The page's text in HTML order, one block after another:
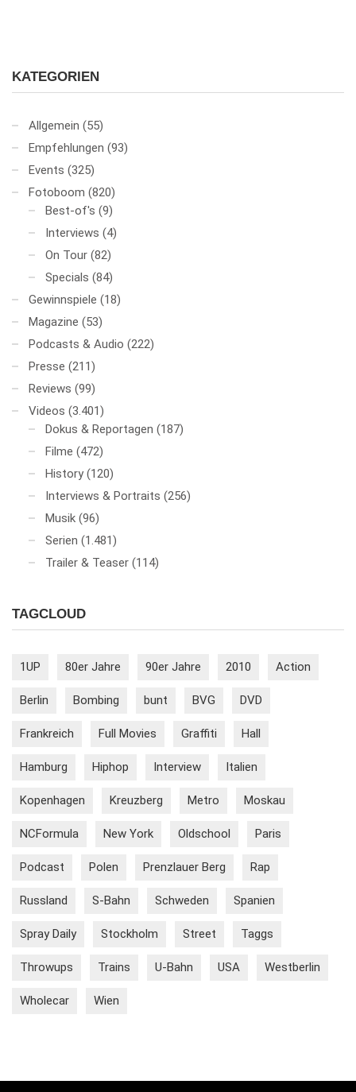
KATEGORIEN
Allgemein (55)
Empfehlungen (93)
Events (325)
Fotoboom (820)
Best-of's (9)
Interviews (4)
On Tour (82)
Specials (84)
Gewinnspiele (18)
Magazine (53)
Podcasts & Audio (222)
Presse (211)
Reviews (99)
Videos (3.401)
Dokus & Reportagen (187)
Filme (472)
History (120)
Interviews & Portraits (256)
Musik (96)
Serien (1.481)
Trailer & Teaser (114)
TAGCLOUD
1UP 80er Jahre 90er Jahre 2010 Action
Berlin Bombing bunt BVG DVD
Frankreich Full Movies Graffiti Hall
Hamburg Hiphop Interview Italien
Kopenhagen Kreuzberg Metro Moskau
NCFormula New York Oldschool Paris
Podcast Polen Prenzlauer Berg Rap
Russland S-Bahn Schweden Spanien
Spray Daily Stockholm Street Taggs
Throwups Trains U-Bahn USA Westberlin
Wholecar Wien